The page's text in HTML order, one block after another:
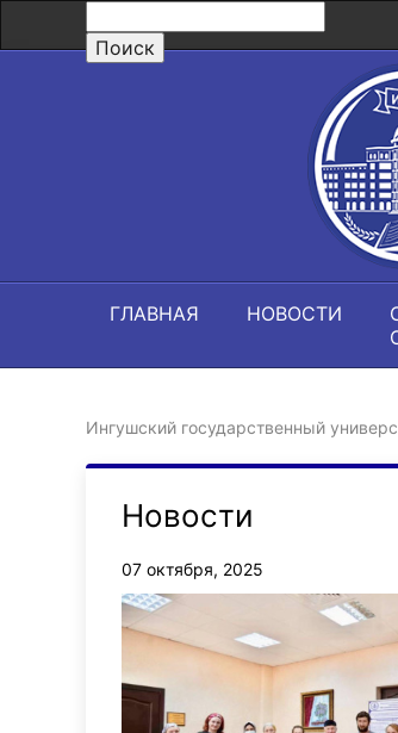
ГЛАВНАЯ НОВОСТИ
Ингушский государственный
Новости
07 октября, 2025